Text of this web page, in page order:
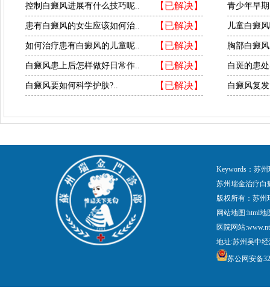
【已解决】
控制白癜风进展有什么技巧呢..
【已解决】
患有白癜风的女生应该如何治..
【已解决】
如何治疗患有白癜风的儿童呢..
【已解决】
白癜风患上后怎样做好日常作..
【已解决】
白癜风要如何科学护肤?..
青少年早
儿童白癜
胸部白癜
白斑的患
白癜风复
Keywords：苏
苏州瑞金治疗白
版权所有：苏
网站地图:html地
医院网站
地址:苏州吴中
苏公网安备